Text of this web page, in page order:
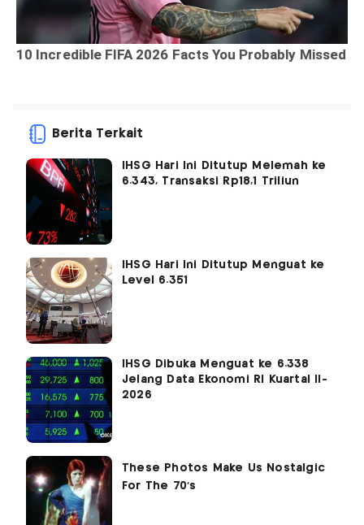
Berita Terkait
IHSG Hari Ini Ditutup Melemah ke
6.343, Transaksi Rp18,1 Triliun
IHSG Hari Ini Ditutup Menguat ke
Level 6.351
IHSG Dibuka Menguat ke 6.338
Jelang Data Ekonomi RI Kuartal II-
2026